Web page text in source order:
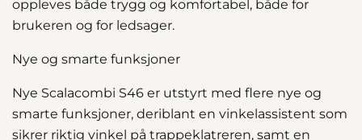
oppleves både trygg og komfortabel, både for
brukeren og for ledsager.
Nye og smarte funksjoner
Nye Scalacombi S46 er utstyrt med flere nye og
smarte funksjoner, deriblant en vinkelassistent som
sikrer riktig vinkel på trappeklatreren, samt en